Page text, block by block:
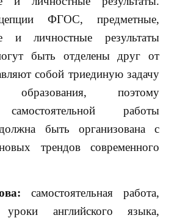
ФГОС, предметные,
и личностные результаты
быть отделены друг от
собой триединую задачу
образования, поэтому
самостоятельной работы
быть организована с
трендов современного
самостоятельная работа,
английского языка,